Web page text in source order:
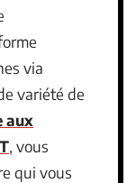
via
variété de
aux
, vous
qui vous